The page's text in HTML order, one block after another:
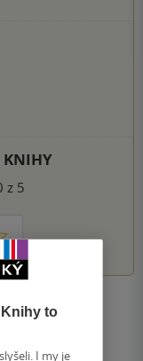
KNIHY
z 5
to
I my je